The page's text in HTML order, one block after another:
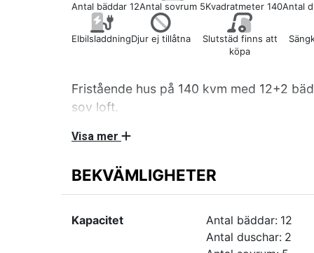
Antal bäddar 12Antal sovrum 5Kvadratmeter 140Antal
ElbilsladdningDjur ej tillåtna
Slutstäd finns att
köpa
Fristående hus på 140 kvm med 12+2
sov loft.
Ett sovrum med en dubbelsäng, två sovrum
med bäddsoffa för två personer.
mikro (matplats för tolv personer). Allrum med Smart TV
torktumlare och torkskåp.
Visa mer
BEKVÄMLIGHETER
Kapacitet Antal bäddar: 12
Antal duschar: 2